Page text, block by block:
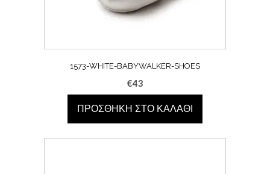
1573-WHITE-BABYWALKER-SHOES
€43
ΠΡΟΣΘΉΚΗ ΣΤΟ ΚΑΛΆΘΙ